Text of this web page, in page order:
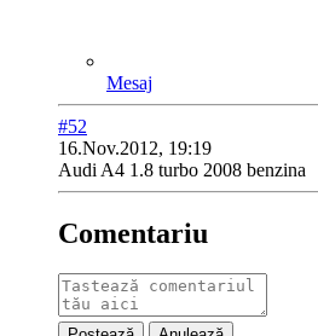
Mesaj
#52
16.Nov.2012, 19:19
Audi A4 1.8 turbo 2008 benzina
Comentariu